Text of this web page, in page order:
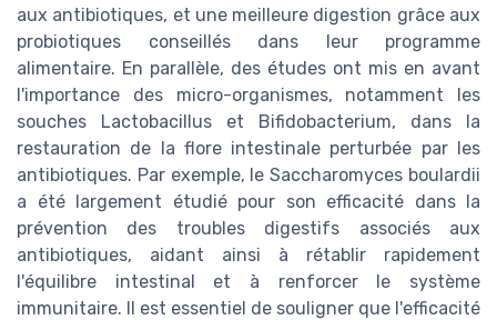
aux antibiotiques, et une meilleure digestion grâce aux
probiotiques conseillés dans leur programme
alimentaire. En parallèle, des études ont mis en avant
l'importance des micro-organismes, notamment les
souches Lactobacillus et Bifidobacterium, dans la
restauration de la flore intestinale perturbée par les
antibiotiques. Par exemple, le Saccharomyces boulardii
a été largement étudié pour son efficacité dans la
prévention des troubles digestifs associés aux
antibiotiques, aidant ainsi à rétablir rapidement
l'équilibre intestinal et à renforcer le système
immunitaire. Il est essentiel de souligner que l'efficacité